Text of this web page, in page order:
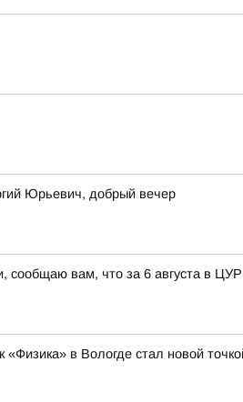
Юрьевич, добрый вечер
сообщаю вам, что за 6 августа в
в Вологде стал новой